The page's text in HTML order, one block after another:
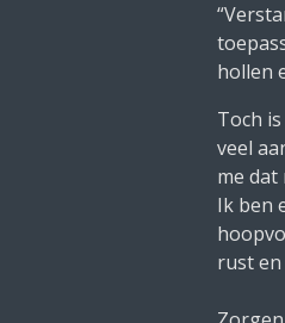
hollen
Toch
veel
me dat
Ik ben
rust en